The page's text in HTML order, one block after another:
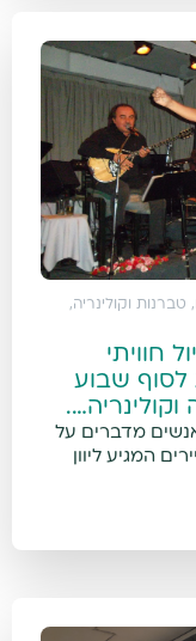
, טברנות וקולינריה,
חוויתי
לסוף שבוע
מדברים על
המגיע ליוון